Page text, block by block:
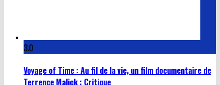
3.0
Voyage of Time : Au fil de la vie, un film documentaire de
Terrence Malick : Critique